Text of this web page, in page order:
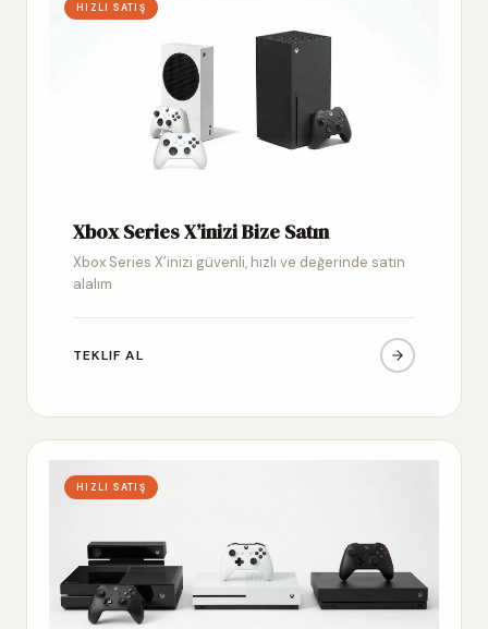
HIZLI SATIŞ
Xbox Series X’inizi Bize Satın
Xbox Series X’inizi güvenli, hızlı ve değerinde satın
alalım
TEKLIF AL
HIZLI SATIŞ